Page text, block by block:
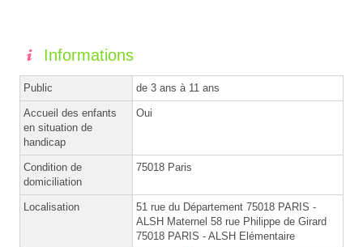
Informations
Public de 3 ans à 11 ans
Accueil des enfants
en situation de
handicap
Oui
Condition de
domiciliation
75018 Paris
Localisation
51 rue du Département 75018 PARIS -
ALSH Maternel 58 rue Philippe de Girard
75018 PARIS - ALSH Elémentaire